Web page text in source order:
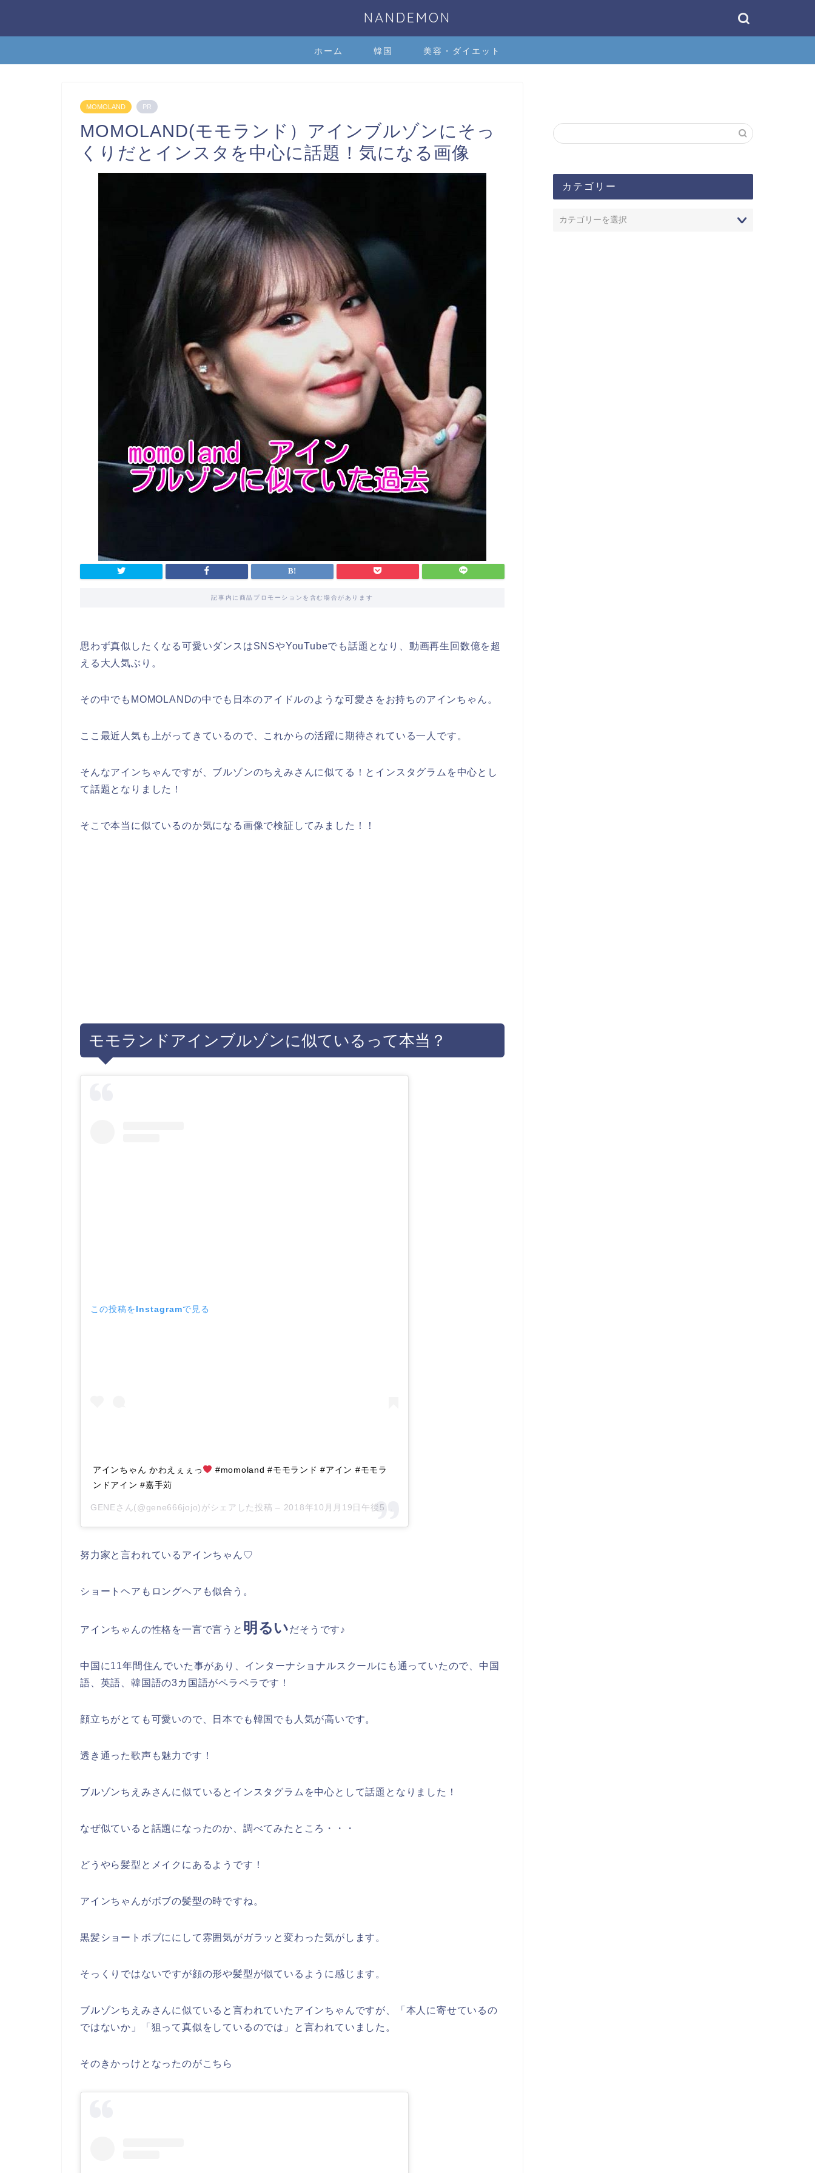
NANDEMON
ホーム 韓国 美容・ダイエット
MOMOLAND PR
MOMOLAND(モモランド）アインブルゾンにそっ
くりだとインスタを中心に話題！気になる画像
記事内に商品プロモーションを含む場合があります
思わず真似したくなる可愛いダンスはSNSやYouTubeでも話題となり、動画再生回数億を超
える大人気ぶり。
その中でもMOMOLANDの中でも日本のアイドルのような可愛さをお持ちのアインちゃん。
ここ最近人気も上がってきているので、これからの活躍に期待されている一人です。
そんなアインちゃんですが、ブルゾンのちえみさんに似てる！とインスタグラムを中心とし
て話題となりました！
そこで本当に似ているのか気になる画像で検証してみました！！
モモランドアインブルゾンに似ているって本当？
この投稿をInstagramで見る
アインちゃん かわえぇぇっ
#momoland #モモランド #アイン #モモラ
ンドアイン #嘉手苅
GENEさん(@gene666jojo)がシェアした投稿 – 2018年10月月19日午後5時39分PDT
努力家と言われているアインちゃん♡
ショートヘアもロングヘアも似合う。
アインちゃんの性格を一言で言うと 明るいだそうです♪
中国に11年間住んでいた事があり、インターナショナルスクールにも通っていたので、中国
語、英語、韓国語の3カ国語がペラペラです！
顔立ちがとても可愛いので、日本でも韓国でも人気が高いです。
透き通った歌声も魅力です！
ブルゾンちえみさんに似ているとインスタグラムを中心として話題となりました！
なぜ似ていると話題になったのか、調べてみたところ・・・
どうやら髪型とメイクにあるようです！
アインちゃんがボブの髪型の時ですね。
黒髪ショートボブににして雰囲気がガラッと変わった気がします。
そっくりではないですが顔の形や髪型が似ているように感じます。
ブルゾンちえみさんに似ていると言われていたアインちゃんですが、「本人に寄せているの
ではないか」「狙って真似をしているのでは」と言われていました。
そのきかっけとなったのがこちら
カテゴリー